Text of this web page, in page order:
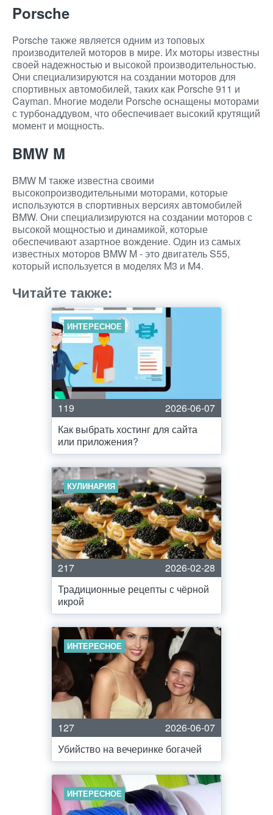
Porsche
Porsche также является одним из топовых
производителей моторов в мире. Их моторы известны
своей надежностью и высокой производительностью.
Они специализируются на создании моторов для
спортивных автомобилей, таких как Porsche 911 и
Cayman. Многие модели Porsche оснащены моторами
с турбонаддувом, что обеспечивает высокий крутящий
момент и мощность.
BMW M
BMW M также известна своими
высокопроизводительными моторами, которые
используются в спортивных версиях автомобилей
BMW. Они специализируются на создании моторов с
высокой мощностью и динамикой, которые
обеспечивают азартное вождение. Один из самых
известных моторов BMW M - это двигатель S55,
который используется в моделях M3 и M4.
Читайте также:
ИНТЕРЕСНОЕ
119
2026-06-07
Как выбрать хостинг для сайта
или приложения?
КУЛИНАРИЯ
217
2026-02-28
Традиционные рецепты с чёрной
икрой
ИНТЕРЕСНОЕ
127
2026-06-07
Убийство на вечеринке богачей
ИНТЕРЕСНОЕ